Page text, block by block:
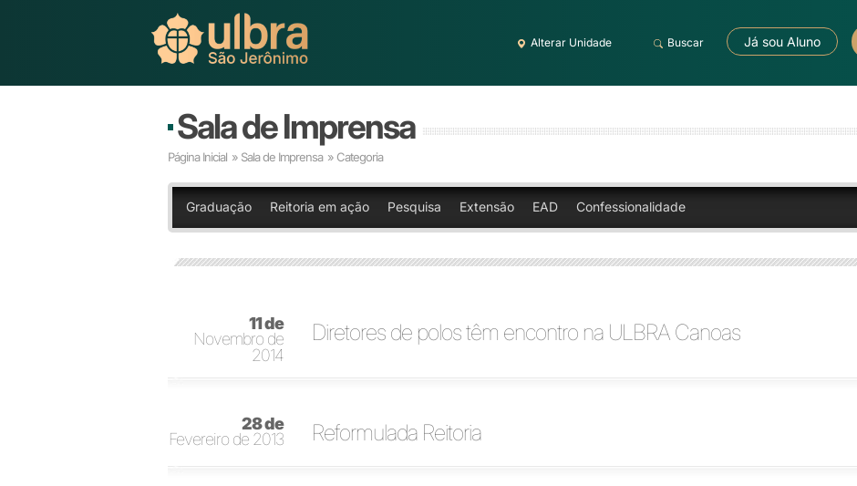
Alterar Unidade Buscar Já sou Aluno
Sala de Imprensa
Página Inicial » Sala de Imprensa » Categoria
Graduação Reitoria em ação Pesquisa Extensão EAD Confessionalidade
11 de
Novembro de
2014
Diretores de polos têm encontro na ULBRA Canoas
28 de
Fevereiro de 2013
Reformulada Reitoria